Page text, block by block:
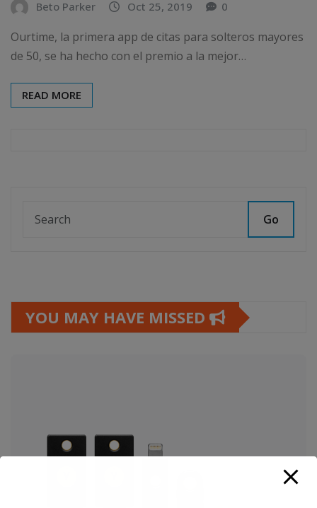
Beto Parker Oct 25, 2019 0
Ourtime, la primera app de citas para solteros mayores
de 50, se ha hecho con el premio a la mejor…
READ MORE
Go
YOU MAY HAVE MISSED